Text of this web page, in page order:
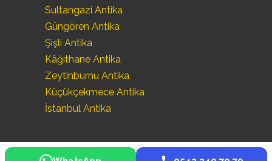
Sultangazi Antika
Güngören Antika
Şişli Antika
Kâğıthane Antika
Zeytinburnu Antika
Küçükçekmece Antika
İstanbul Antika